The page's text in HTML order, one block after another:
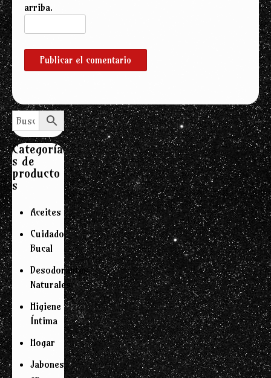
arriba.
Categoría
s de
producto
s
Aceites
Cuidado
Bucal
Desodorantes
Naturales
Higiene
Íntima
Hogar
Jabones